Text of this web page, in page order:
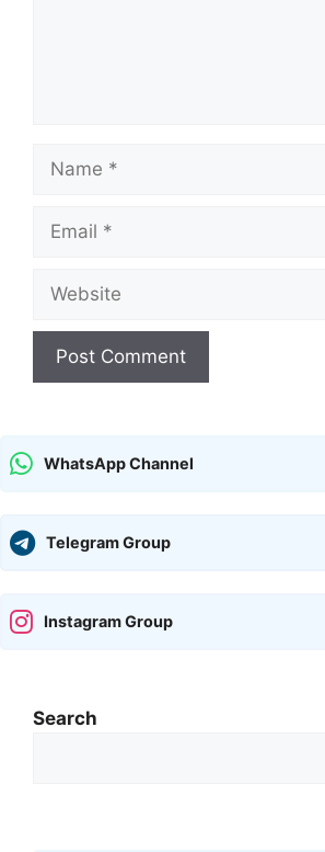
WhatsApp Channel
Telegram Group
Instagram Group
Search